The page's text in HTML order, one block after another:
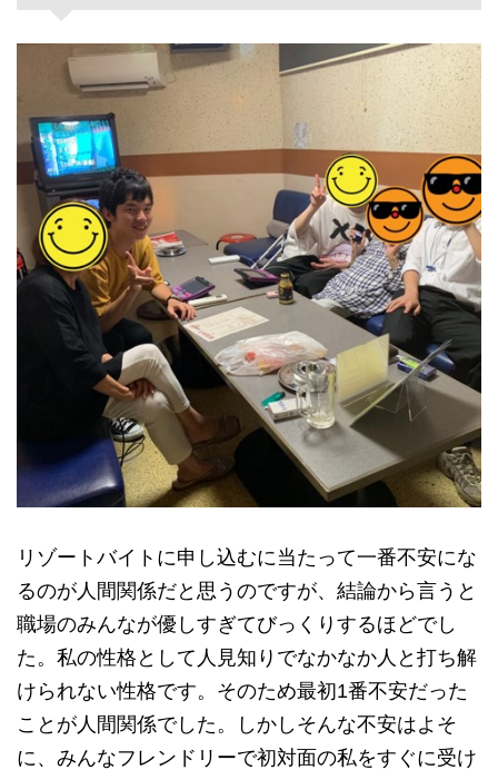
リゾートバイトに申し込むに当たって一番不安にな
るのが人間関係だと思うのですが、結論から言うと
職場のみんなが優しすぎてびっくりするほどでし
た。私の性格として人見知りでなかなか人と打ち解
けられない性格です。そのため最初1番不安だった
ことが人間関係でした。しかしそんな不安はよそ
に、みんなフレンドリーで初対面の私をすぐに受け